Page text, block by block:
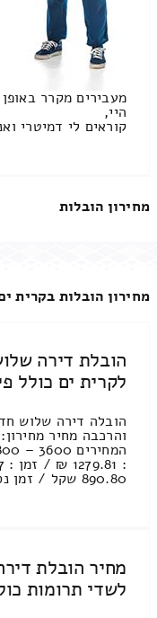
מעבירים מקרר
היי,
קוראים לי דמיטרי
מחירון הובלות
מחירון הובלות בקרית
הובלת דירה
לקרית ים כולל
הובלה דירה שלוש
890.80 שקל / זמן נסיעה בין ערים 1 שעות [...]
מחיר הובלת
לשדי תרומות